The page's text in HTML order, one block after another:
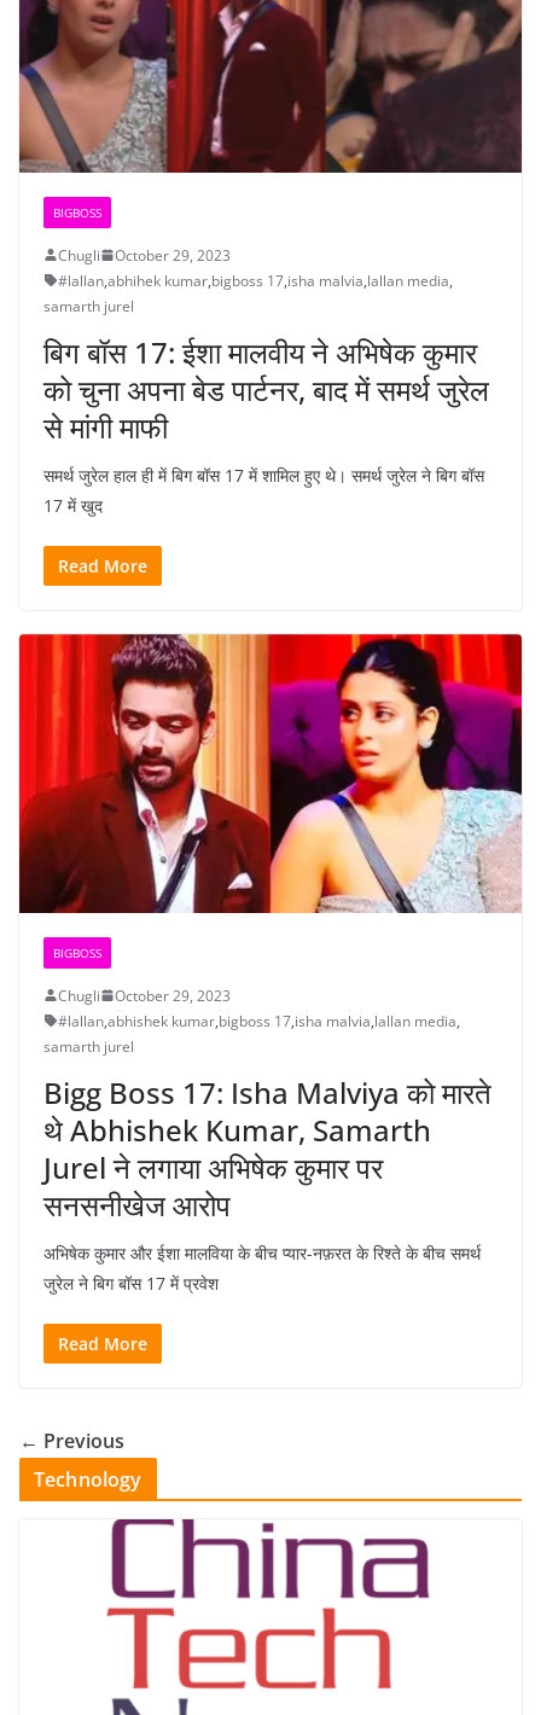
BIGBOSS
Chugli
October 29, 2023
#lallan,abhihek kumar,bigboss 17,isha malvia,lallan media,
samarth jurel
बिग बॉस 17: ईशा मालवीय ने अभिषेक कुमार
को चुना अपना बेड पार्टनर, बाद में समर्थ जुरेल
से मांगी माफी
समर्थ जुरेल हाल ही में बिग बॉस 17 में शामिल हुए थे। समर्थ जुरेल ने बिग बॉस
17 में खुद
Read More
BIGBOSS
Chugli
October 29, 2023
#lallan,abhishek kumar,bigboss 17,isha malvia,lallan media,
samarth jurel
Bigg Boss 17: Isha Malviya को मारते
थे Abhishek Kumar, Samarth
Jurel ने लगाया अभिषेक कुमार पर
सनसनीखेज आरोप
अभिषेक कुमार और ईशा मालविया के बीच प्यार-नफ़रत के रिश्ते के बीच समर्थ
जुरेल ने बिग बॉस 17 में प्रवेश
Read More
← Previous
Technology